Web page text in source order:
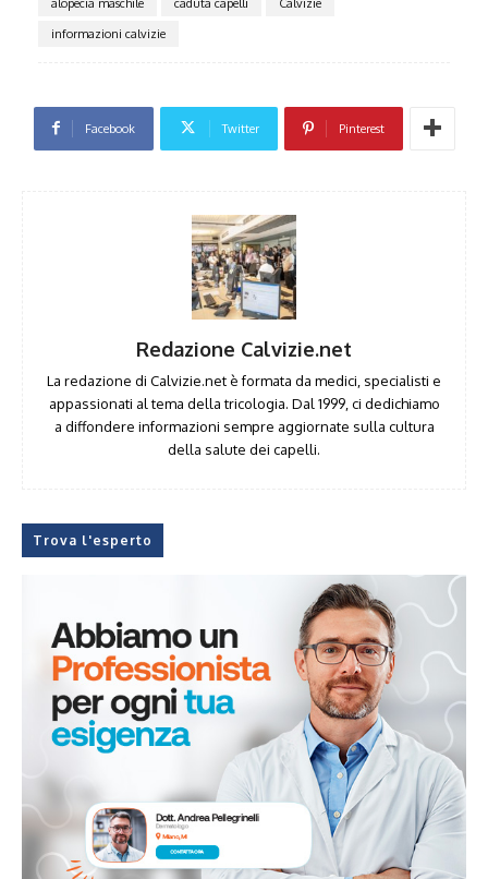
alopecia maschile caduta capelli
Calvizie
informazioni calvizie
Facebook Twitter Pinterest
Redazione Calvizie.net
La redazione di Calvizie.net è formata da medici, specialisti e
appassionati al tema della tricologia. Dal 1999, ci dedichiamo
a diffondere informazioni sempre aggiornate sulla cultura
della salute dei capelli.
Trova l'esperto